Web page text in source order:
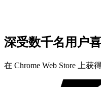
深受数千名用户
在 Chrome Web Store 上获